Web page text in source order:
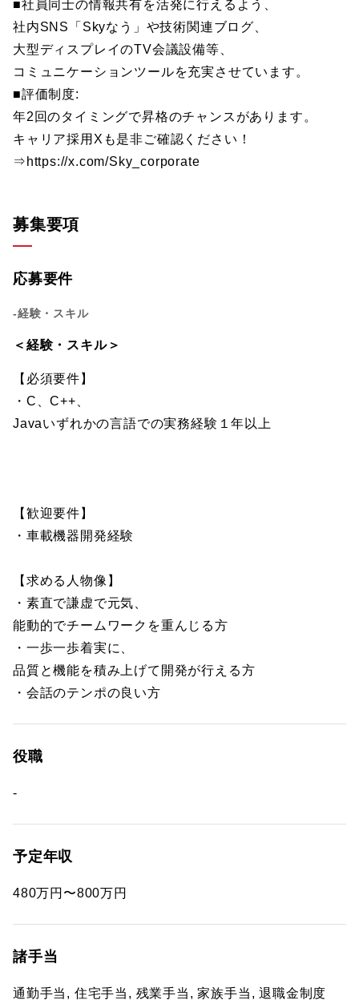
■社員同士の情報共有を活発に行えるよう、
社内SNS「Skyなう」や技術関連ブログ、
大型ディスプレイのTV会議設備等、
コミュニケーションツールを充実させています。
■評価制度:
年2回のタイミングで昇格のチャンスがあります。
キャリア採用Xも是非ご確認ください！
⇒https://x.com/Sky_corporate
募集要項
応募要件
-経験・スキル
＜経験・スキル＞
【必須要件】
・C、C++、
Javaいずれかの言語での実務経験１年以上
【歓迎要件】
・車載機器開発経験
【求める人物像】
・素直で謙虚で元気、
能動的でチームワークを重んじる方
・一歩一歩着実に、
品質と機能を積み上げて開発が行える方
・会話のテンポの良い方
役職
-
予定年収
480万円〜800万円
諸手当
通勤手当, 住宅手当, 残業手当, 家族手当, 退職金制度